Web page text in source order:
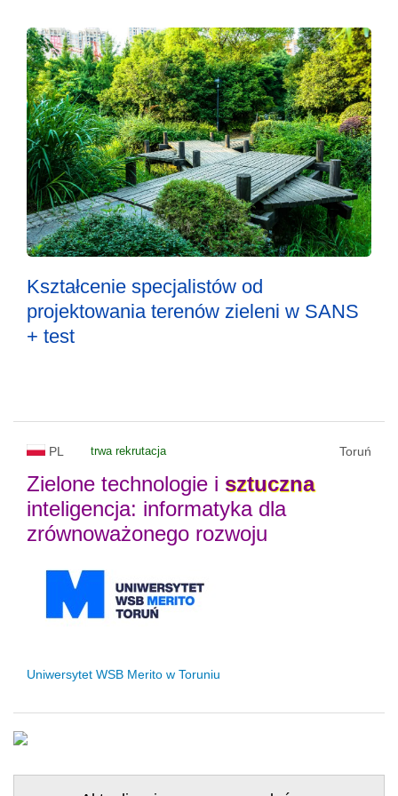
Kształcenie specjalistów od
projektowania terenów zieleni w SANS
+ test
PL trwa rekrutacja Toruń
Zielone technologie i sztuczna
inteligencja: informatyka dla
zrównoważonego rozwoju
Uniwersytet WSB Merito w Toruniu